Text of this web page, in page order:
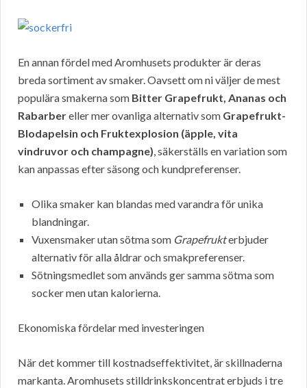
En annan fördel med Aromhusets produkter är deras
breda sortiment av smaker. Oavsett om ni väljer de mest
populära smakerna som Bitter Grapefrukt, Ananas och
Rabarbereller mer ovanliga alternativ som Grapefrukt-
Blodapelsin och Fruktexplosion (äpple, vita
vindruvor och champagne), säkerställs en variation som
kan anpassas efter säsong och kundpreferenser.
Olika smaker kan blandas med varandra för unika
blandningar.
Vuxensmaker utan sötma som Grapefrukterbjuder
alternativ för alla åldrar och smakpreferenser.
Sötningsmedlet som används ger samma sötma som
socker men utan kalorierna.
Ekonomiska fördelar med investeringen
När det kommer till kostnadseffektivitet, är skillnaderna
markanta. Aromhusets stilldrinkskoncentrat erbjuds i tre